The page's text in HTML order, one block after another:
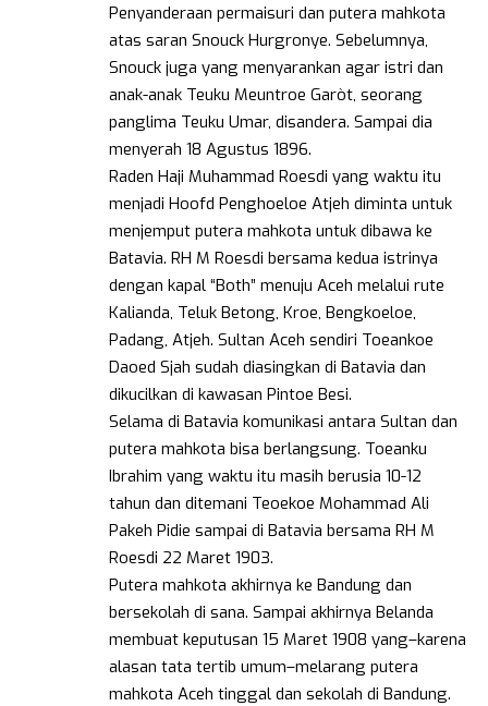
Penyanderaan permaisuri dan putera mahkota
atas saran Snouck Hurgronye. Sebelumnya,
Snouck juga yang menyarankan agar istri dan
anak-anak Teuku Meuntroe Garòt, seorang
panglima Teuku Umar, disandera. Sampai dia
menyerah 18 Agustus 1896.
Raden Haji Muhammad Roesdi yang waktu itu
menjadi Hoofd Penghoeloe Atjeh diminta untuk
menjemput putera mahkota untuk dibawa ke
Batavia. RH M Roesdi bersama kedua istrinya
dengan kapal “Both” menuju Aceh melalui rute
Kalianda, Teluk Betong, Kroe, Bengkoeloe,
Padang, Atjeh. Sultan Aceh sendiri Toeankoe
Daoed Sjah sudah diasingkan di Batavia dan
dikucilkan di kawasan Pintoe Besi.
Selama di Batavia komunikasi antara Sultan dan
putera mahkota bisa berlangsung. Toeanku
Ibrahim yang waktu itu masih berusia 10-12
tahun dan ditemani Teoekoe Mohammad Ali
Pakeh Pidie sampai di Batavia bersama RH M
Roesdi 22 Maret 1903.
Putera mahkota akhirnya ke Bandung dan
bersekolah di sana. Sampai akhirnya Belanda
membuat keputusan 15 Maret 1908 yang–karena
alasan tata tertib umum–melarang putera
mahkota Aceh tinggal dan sekolah di Bandung.